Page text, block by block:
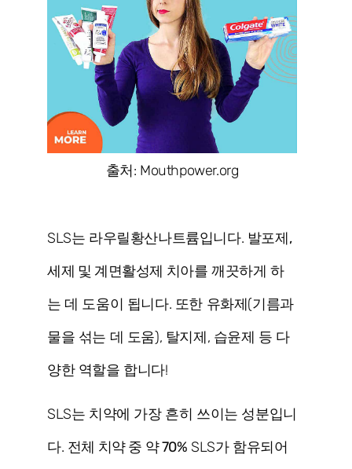
출처: Mouthpower.org
SLS는 라우릴황산나트륨입니다. 발포제,
세제 및 계면활성제 치아를 깨끗하게 하
는 데 도움이 됩니다. 또한 유화제(기름과
물을 섞는 데 도움), 탈지제, 습윤제 등 다
양한 역할을 합니다!
SLS는 치약에 가장 흔히 쓰이는 성분입니
다. 전체 치약 중 약 70% SLS가 함유되어